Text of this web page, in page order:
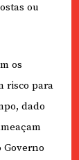
ou
os
risco para
dado
Governo